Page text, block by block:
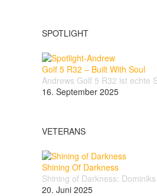
SPOTLIGHT
Golf 5 R32 – Built With Soul
Andrews Golf 5 R32 ist echte
16. September 2025
VETERANS
Shining Of Darkness
Shining of Darkness:
20. Juni 2025